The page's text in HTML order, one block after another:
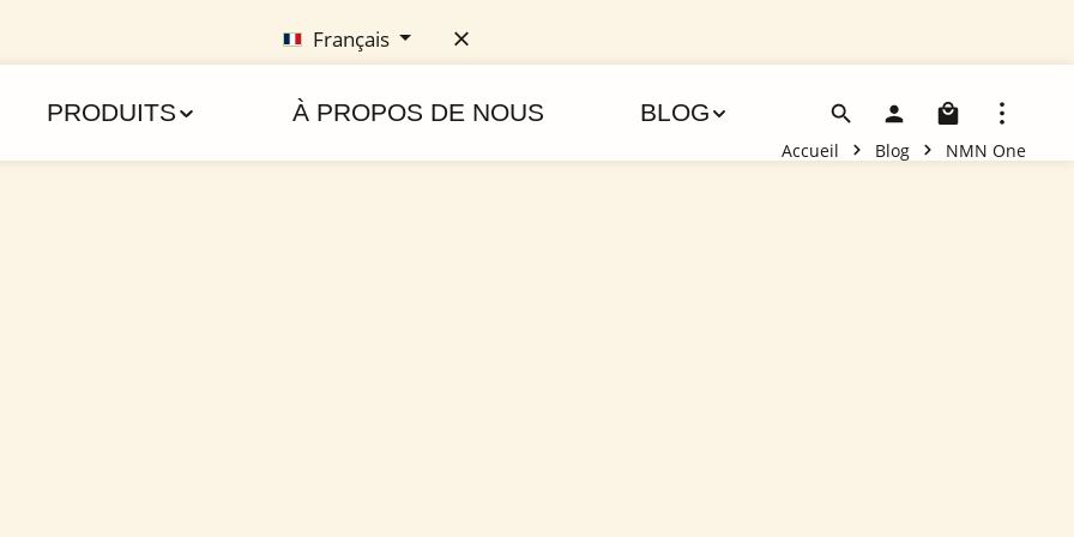
Français
PRODUITS À PROPOS DE NOUS BLOG Le
Accueil Blog NMN One
cellules